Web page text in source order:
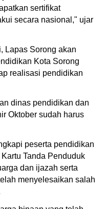
sertifikat
secara nasional," ujar
Lapas Sorong akan
Kota Sorong
realisasi pendidikan
dinas pendidikan dan
Oktober sudah harus
peserta pendidikan
Tanda Penduduk
dan ijazah serta
menyelesaikan salah